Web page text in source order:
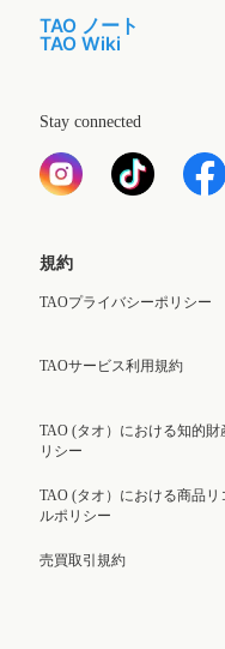
TAO ノート
TAO Wiki
Stay connected
規約
TAOプライバシーポリシー
TAOサービス利用規約
TAO (タオ）における知的財
リシー
TAO (タオ）における商品リ
ルポリシー
売買取引規約